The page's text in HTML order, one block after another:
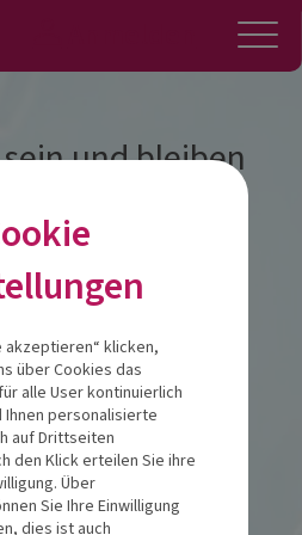
Konto
und bleiben
unsere
prägt
1,24537Neumünster
zu buchen,
melden Sie sich im
akzeptieren“ klicken,
über Cookies das
alle User kontinuierlich
personalisierte
auf Drittseiten
den Klick erteilen Sie ihre
Über
Sie Ihre Einwilligung
dies ist auch